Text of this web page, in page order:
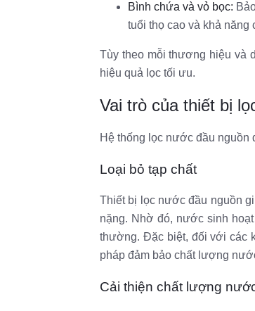
Bình chứa và vỏ bọc:
tuổi thọ cao và khả năng
Tùy theo mỗi thương hiệu và
hiệu quả lọc tối ưu.
Vai trò của thiết bị
Hệ thống lọc nước đầu nguồn
Loại bỏ tạp chất
Thiết bị lọc nước đầu nguồn
nặng. Nhờ đó, nước sinh
thường. Đặc biệt, đối với các
pháp đảm bảo chất lượng
Cải thiện chất lượng